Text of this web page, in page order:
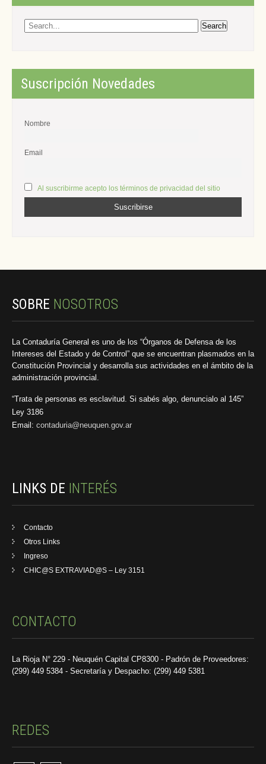
Suscripción Novedades
Nombre
Email
Al suscribirme acepto los términos de privacidad del sitio
SOBRE NOSOTROS
La Contaduría General es uno de los “Órganos de Defensa de los
Intereses del Estado y de Control” que se encuentran plasmados en la
Constitución Provincial y desarrolla sus actividades en el ámbito de la
administración provincial.
“Trata de personas es esclavitud. Si sabés algo, denuncialo al 145”
Ley 3186
Email: contaduria@neuquen.gov.ar
LINKS DE INTERÉS
Contacto
Otros Links
Ingreso
CHIC@S EXTRAVIAD@S – Ley 3151
CONTACTO
La Rioja N° 229 - Neuquén Capital CP8300 - Padrón de Proveedores:
(299) 449 5384 - Secretaría y Despacho: (299) 449 5381
REDES